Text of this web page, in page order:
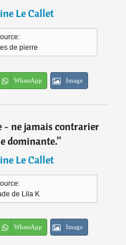
Le Callet
de pierre
WhatsApp Image
- ne jamais contrarier
dominante.”
Le Callet
de Lila K
WhatsApp Image